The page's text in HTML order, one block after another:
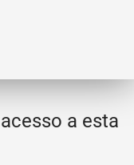
a esta